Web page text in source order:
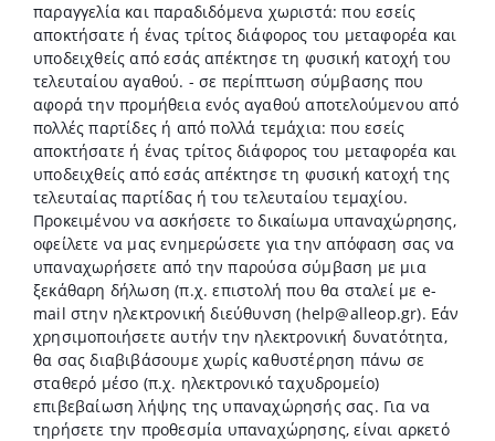
παραγγελία και παραδιδόμενα χωριστά: που εσείς
αποκτήσατε ή ένας τρίτος διάφορος του μεταφορέα και
υποδειχθείς από εσάς απέκτησε τη φυσική κατοχή του
τελευταίου αγαθού. - σε περίπτωση σύμβασης που
αφορά την προμήθεια ενός αγαθού αποτελούμενου από
πολλές παρτίδες ή από πολλά τεμάχια: που εσείς
αποκτήσατε ή ένας τρίτος διάφορος του μεταφορέα και
υποδειχθείς από εσάς απέκτησε τη φυσική κατοχή της
τελευταίας παρτίδας ή του τελευταίου τεμαχίου.
Προκειμένου να ασκήσετε το δικαίωμα υπαναχώρησης,
οφείλετε να μας ενημερώσετε για την απόφαση σας να
υπαναχωρήσετε από την παρούσα σύμβαση με μια
ξεκάθαρη δήλωση (π.χ. επιστολή που θα σταλεί με e-
mail στην ηλεκτρονική διεύθυνση (help@alleop.gr). Εάν
χρησιμοποιήσετε αυτήν την ηλεκτρονική δυνατότητα,
θα σας διαβιβάσουμε χωρίς καθυστέρηση πάνω σε
σταθερό μέσο (π.χ. ηλεκτρονικό ταχυδρομείο)
επιβεβαίωση λήψης της υπαναχώρησής σας. Για να
τηρήσετε την προθεσμία υπαναχώρησης, είναι αρκετό